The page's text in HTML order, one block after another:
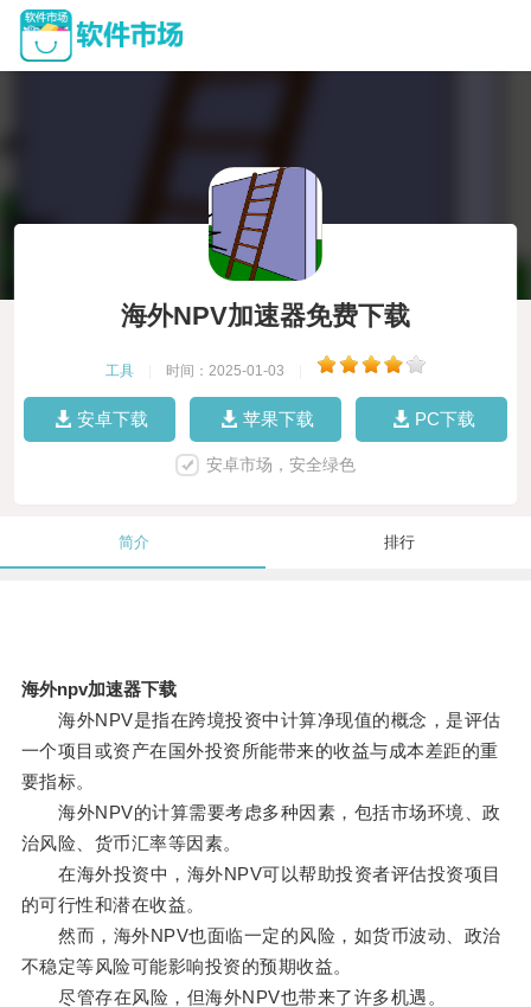
海外NPV加速器免费下载
工具 时间：2025-01-03
安卓下载 苹果下载 PC下载
安卓市场，安全绿色
简介 排行
海外npv加速器下载
海外NPV是指在跨境投资中计算净现值的概念，是评估
一个项目或资产在国外投资所能带来的收益与成本差距的重
要指标。
海外NPV的计算需要考虑多种因素，包括市场环境、政
治风险、货币汇率等因素。
在海外投资中，海外NPV可以帮助投资者评估投资项目
的可行性和潜在收益。
然而，海外NPV也面临一定的风险，如货币波动、政治
不稳定等风险可能影响投资的预期收益。
尽管存在风险，但海外NPV也带来了许多机遇。